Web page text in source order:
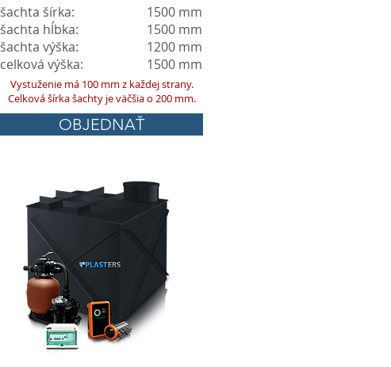
šachta šírka:
šachta hĺbka:
šachta výška:
celková výška:
1500 mm
1500 mm
1200 mm
1500 mm
Vystuženie má 100 mm z každej strany.
Celková šírka šachty je väčšia o 200 mm.
OBJEDNAŤ